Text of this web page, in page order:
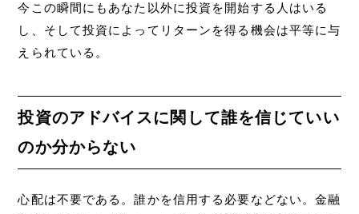
今この瞬間にもあなた以外に投資を開始する人はいる
し、そして投資によってリターンを得る機会は平等に与
えられている。
投資のアドバイスに関して誰を信じていい
のか分からない
心配は不要である。誰かを信用する必要などない。金融